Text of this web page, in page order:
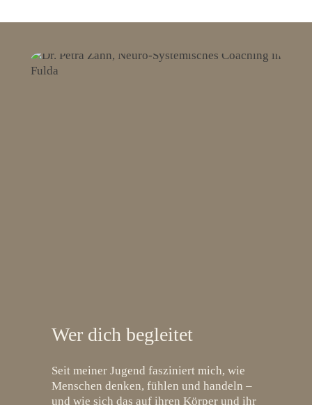
Wer dich begleitet
Seit meiner Jugend fasziniert mich, wie
Menschen denken, fühlen und handeln –
und wie sich das auf ihren Körper und ihr